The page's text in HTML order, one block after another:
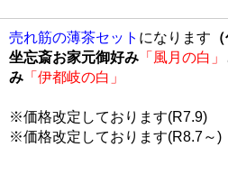
売れ筋の薄茶セット になります
坐忘斎お家元御好み 「風月の白」
み 「伊都岐の白」
※価格改定しております(R7.9)
※価格改定しております(R8.7～)